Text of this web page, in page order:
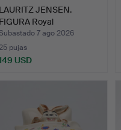
JENSEN.
Royal
7 ago 2026
pujas
USD